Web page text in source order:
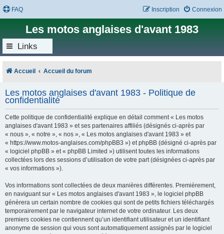
FAQ Connexion
Inscription
Les motos anglaises d'avant 1983
Links
Accueil Accueil du forum
Les motos anglaises d'avant 1983 - Politique de
confidentialité
Cette politique de confidentialité explique en détail comment « Les motos
anglaises d'avant 1983 » et ses partenaires affiliés (désignés ci-après par
« nous », « notre », « nos », « Les motos anglaises d'avant 1983 » et
« https://www.motos-anglaises.com/phpBB3 ») et phpBB (désigné ci-après par
« logiciel phpBB » et « phpBB Limited ») utilisent toutes les informations
collectées lors des sessions d’utilisation de votre part (désignées ci-après par
« vos informations »).
Vos informations sont collectées de deux manières différentes. Premièrement,
en naviguant sur « Les motos anglaises d'avant 1983 », le logiciel phpBB
génèrera un certain nombre de cookies qui sont de petits fichiers téléchargés
temporairement par le navigateur internet de votre ordinateur. Les deux
premiers cookies ne contiennent qu’un identifiant utilisateur et un identifiant
anonyme de session qui vous sont automatiquement assignés par le logiciel